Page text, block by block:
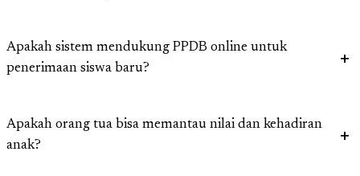
Apakah sistem mendukung PPDB online untuk
penerimaan siswa baru?
Apakah orang tua bisa memantau nilai dan kehadiran
anak?